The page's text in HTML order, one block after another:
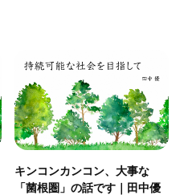
キンコンカンコン、大事な
「菌根圏」の話です｜田中優